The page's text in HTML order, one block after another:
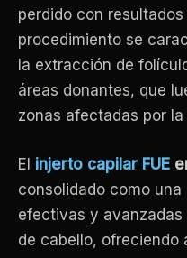
perdido con
procedimiento se
la extracción de
áreas donantes, que
zonas afectadas por la
El injerto capilar FUE
consolidado como
efectivas y
de cabello, ofreciendo